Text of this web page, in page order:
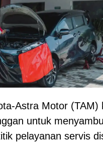
Astra Motor (TAM)
untuk
pelayanan servis